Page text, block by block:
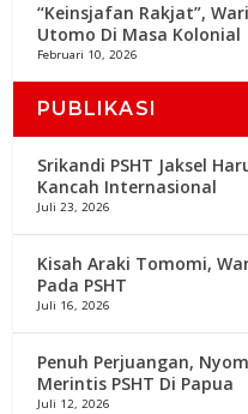
“Keinsjafan Rakjat”,
Utomo Di Masa Kolonial
Februari 10, 2026
PUBLIKASI
Srikandi PSHT Jaksel
Kancah Internasional
Juli 23, 2026
Kisah Araki Tomomi,
Pada PSHT
Juli 16, 2026
Penuh Perjuangan,
Merintis PSHT Di Papua
Juli 12, 2026